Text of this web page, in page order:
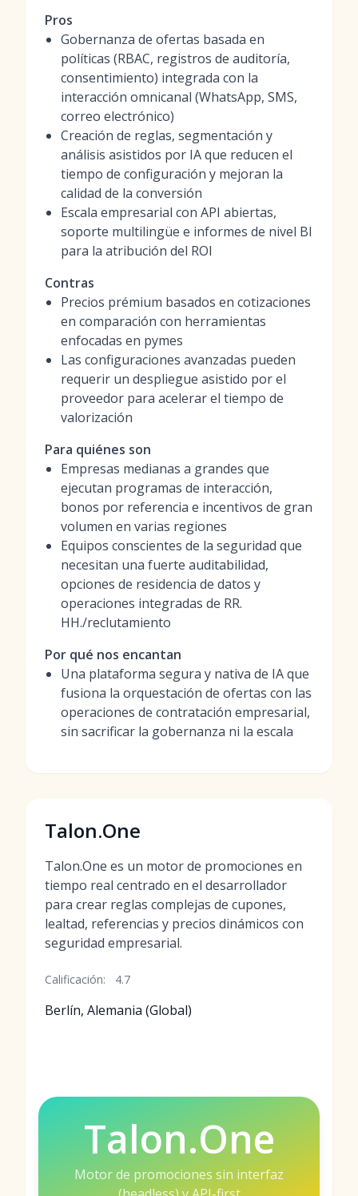
Pros
Gobernanza de ofertas basada en
políticas (RBAC, registros de auditoría,
consentimiento) integrada con la
interacción omnicanal (WhatsApp, SMS,
correo electrónico)
Creación de reglas, segmentación y
análisis asistidos por IA que reducen el
tiempo de configuración y mejoran la
calidad de la conversión
Escala empresarial con API abiertas,
soporte multilingüe e informes de nivel BI
para la atribución del ROI
Contras
Precios prémium basados en cotizaciones
en comparación con herramientas
enfocadas en pymes
Las configuraciones avanzadas pueden
requerir un despliegue asistido por el
proveedor para acelerar el tiempo de
valorización
Para quiénes son
Empresas medianas a grandes que
ejecutan programas de interacción,
bonos por referencia e incentivos de gran
volumen en varias regiones
Equipos conscientes de la seguridad que
necesitan una fuerte auditabilidad,
opciones de residencia de datos y
operaciones integradas de RR.
HH./reclutamiento
Por qué nos encantan
Una plataforma segura y nativa de IA que
fusiona la orquestación de ofertas con las
operaciones de contratación empresarial,
sin sacrificar la gobernanza ni la escala
Talon.One
Talon.One es un motor de promociones en
tiempo real centrado en el desarrollador
para crear reglas complejas de cupones,
lealtad, referencias y precios dinámicos con
seguridad empresarial.
Calificación: 4.7
Berlín, Alemania (Global)
Talon.One
Motor de promociones sin interfaz